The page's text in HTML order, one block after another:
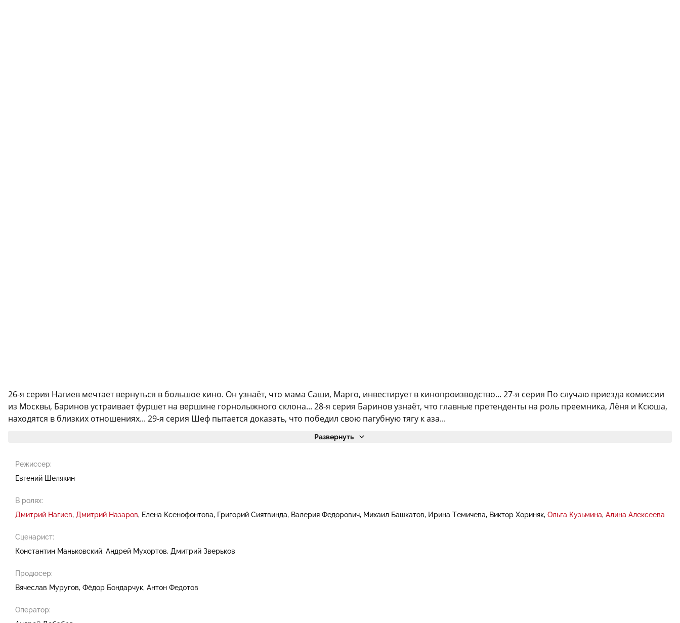
26-я серия Нагиев мечтает вернуться в большое кино. Он узнаёт, что мама Саши, Марго, инвестирует в кинопроизводство... 27-я серия По случаю приезда комиссии
из Москвы, Баринов устраивает фуршет на вершине горнолыжного склона... 28-я серия Баринов узнаёт, что главные претенденты на роль преемника, Лёня и Ксюша,
находятся в близких отношениях... 29-я серия Шеф пытается доказать, что победил свою пагубную тягу к аза...
Развернуть
Режиссер:
Евгений Шелякин
В ролях:
Дмитрий Нагиев Дмитрий Назаров Елена Ксенофонтова Григорий Сиятвинда Валерия Федорович Михаил Башкатов Ирина Темичева Виктор Хориняк Ольга Кузьмина Алина Алексеева
Сценарист:
Константин Маньковский Андрей Мухортов Дмитрий Зверьков
Продюсер:
Вячеслав Муругов Фёдор Бондарчук Антон Федотов
Оператор: